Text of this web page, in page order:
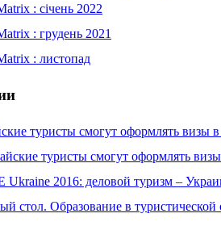
: січень 2022
: грудень 2021
: листопад
туристы смогут оформлять визы
туристы смогут оформлять
Ukraine 2016: деловой туризм –
стол. Образование в